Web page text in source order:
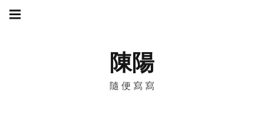
Skip
陳陽
隨便寫寫
navigation